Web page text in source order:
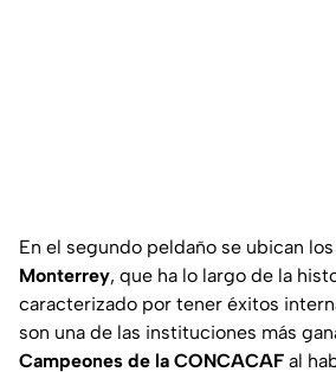
En el segundo peldaño se ubican los
Monterrey, que ha lo largo de la
caracterizado por tener éxitos
son una de las instituciones más
Campeones de la CONCACAF al